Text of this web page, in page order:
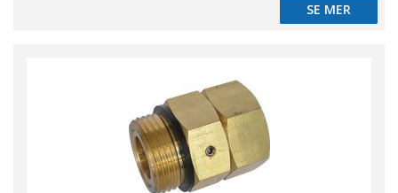
SE MER
SE MER